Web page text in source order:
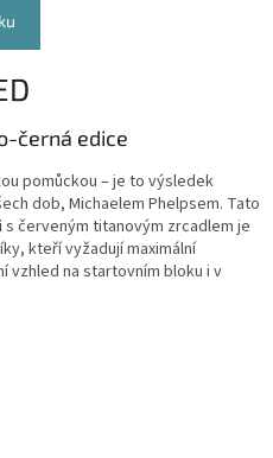
černá edice
pomůckou – je to výsledek
dob, Michaelem Phelpsem. Tato
s červeným titanovým zrcadlem je
kteří vyžadují maximální
vzhled na startovním bloku i v